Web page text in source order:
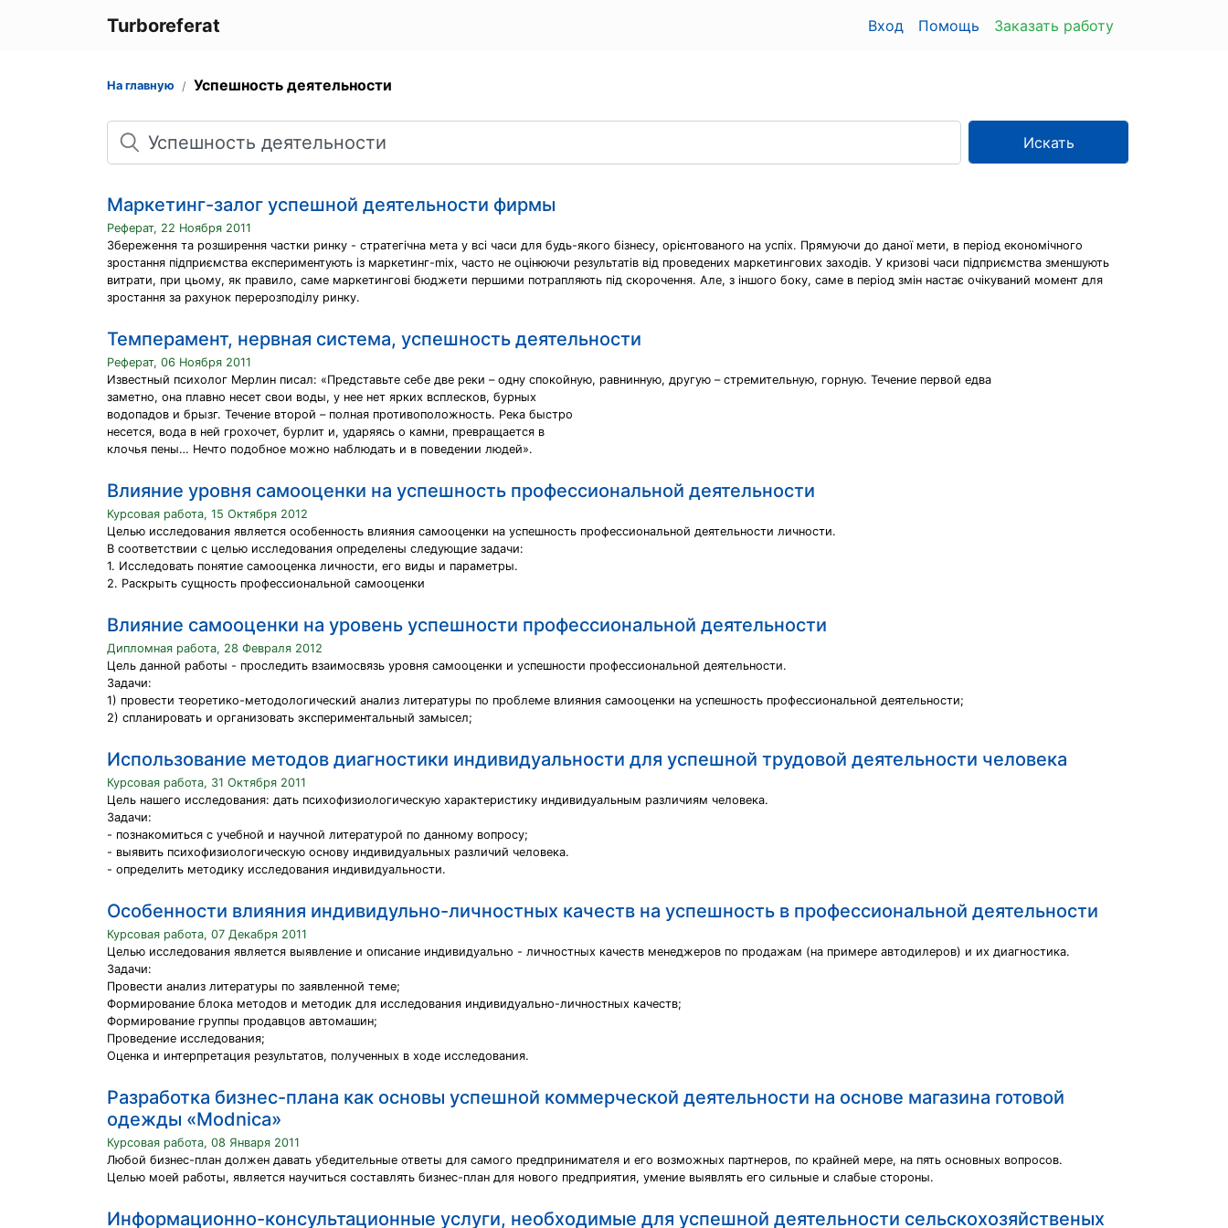
Turboreferat Вход Помощь Заказать работу
На главную Успешность деятельности
Поиск
Искать
Маркетинг-залог успешной деятельности фирмы
Реферат, 22 Ноября 2011
Збереження та розширення частки ринку - стратегічна мета у всі часи для будь-якого бізнесу, орієнтованого на успіх. Прямуючи до даної мети, в період економічного
зростання підприємства експериментують із маркетинг-mix, часто не оцінюючи результатів від проведених маркетингових заходів. У кризові часи підприємства зменшують
витрати, при цьому, як правило, саме маркетингові бюджети першими потрапляють під скорочення. Але, з іншого боку, саме в період змін настає очікуваний момент для
зростання за рахунок перерозподілу ринку.
Темперамент, нервная система, успешность деятельности
Реферат, 06 Ноября 2011
Известный психолог Мерлин писал: «Представьте себе две реки – одну спокойную, равнинную, другую – стремительную, горную. Течение первой едва
заметно, она плавно несет свои воды, у нее нет ярких всплесков, бурных
водопадов и брызг. Течение второй – полная противоположность. Река быстро
несется, вода в ней грохочет, бурлит и, ударяясь о камни, превращается в
клочья пены… Нечто подобное можно наблюдать и в поведении людей».
Влияние уровня самооценки на успешность профессиональной деятельности
Курсовая работа, 15 Октября 2012
Целью исследования является особенность влияния самооценки на успешность профессиональной деятельности личности.
В соответствии с целью исследования определены следующие задачи:
1. Исследовать понятие самооценка личности, его виды и параметры.
2. Раскрыть сущность профессиональной самооценки
Влияние самооценки на уровень успешности профессиональной деятельности
Дипломная работа, 28 Февраля 2012
Цель данной работы - проследить взаимосвязь уровня самооценки и успешности профессиональной деятельности.
Задачи:
1) провести теоретико-методологический анализ литературы по проблеме влияния самооценки на успешность профессиональной деятельности;
2) спланировать и организовать экспериментальный замысел;
Использование методов диагностики индивидуальности для успешной трудовой деятельности человека
Курсовая работа, 31 Октября 2011
Цель нашего исследования: дать психофизиологическую характеристику индивидуальным различиям человека.
Задачи:
- познакомиться с учебной и научной литературой по данному вопросу;
- выявить психофизиологическую основу индивидуальных различий человека.
- определить методику исследования индивидуальности.
Особенности влияния индивидульно-личностных качеств на успешность в профессиональной деятельности
Курсовая работа, 07 Декабря 2011
Целью исследования является выявление и описание индивидуально - личностных качеств менеджеров по продажам (на примере автодилеров) и их диагностика.
Задачи:
Провести анализ литературы по заявленной теме;
Формирование блока методов и методик для исследования индивидуально-личностных качеств;
Формирование группы продавцов автомашин;
Проведение исследования;
Оценка и интерпретация результатов, полученных в ходе исследования.
Разработка бизнес-плана как основы успешной коммерческой деятельности на основе магазина готовой
одежды «Modnica»
Курсовая работа, 08 Января 2011
Любой бизнес-план должен давать убедительные ответы для самого предпринимателя и его возможных партнеров, по крайней мере, на пять основных вопросов.
Целью моей работы, является научиться составлять бизнес-план для нового предприятия, умение выявлять его сильные и слабые стороны.
Информационно-консультационные услуги, необходимые для успешной деятельности сельскохозяйственых